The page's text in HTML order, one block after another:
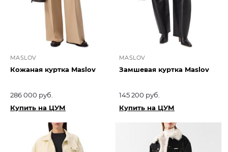
MASLOV
Кожаная куртка Maslov
286 000 руб.
Купить на ЦУМ
MASLOV
Замшевая куртка Maslov
145 200 руб.
Купить на ЦУМ